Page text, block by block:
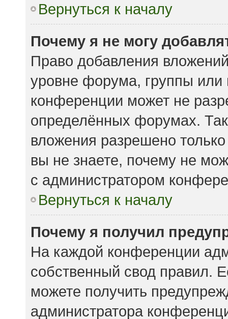
Вернуться к началу
Почему я не могу
Право добавления
уровне форума, группы или
конференции может не
определённых форумах.
вложения разрешено
вы не знаете, почему не
с администратором
Вернуться к началу
Почему я получил
На каждой конференции
собственный свод правил.
можете получить
администратора